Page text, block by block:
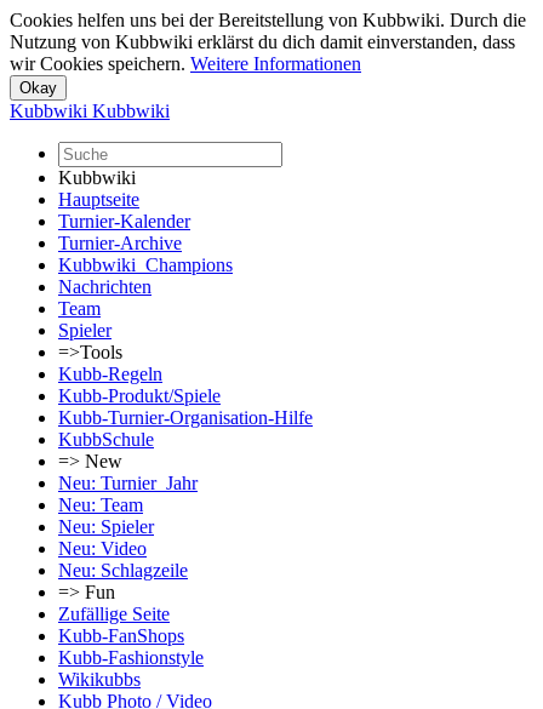
Cookies helfen uns bei der Bereitstellung von Kubbwiki. Durch die
Nutzung von Kubbwiki erklärst du dich damit einverstanden, dass
wir Cookies speichern. Weitere Informationen
Kubbwiki Kubbwiki
Kubbwiki
Hauptseite
Turnier-Kalender
Turnier-Archive
Kubbwiki_Champions
Nachrichten
Team
Spieler
=>Tools
Kubb-Regeln
Kubb-Produkt/Spiele
Kubb-Turnier-Organisation-Hilfe
KubbSchule
=> New
Neu: Turnier_Jahr
Neu: Team
Neu: Spieler
Neu: Video
Neu: Schlagzeile
=> Fun
Zufällige Seite
Kubb-FanShops
Kubb-Fashionstyle
Wikikubbs
Kubb Photo / Video